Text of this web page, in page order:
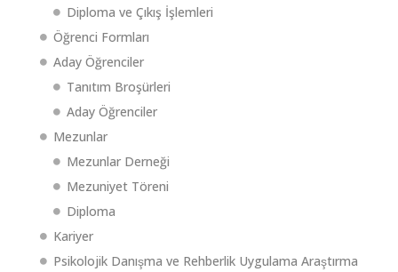
Diploma ve Çıkış İşlemleri
Öğrenci Formları
Aday Öğrenciler
Tanıtım Broşürleri
Aday Öğrenciler
Mezunlar
Mezunlar Derneği
Mezuniyet Töreni
Diploma
Kariyer
Psikolojik Danışma ve Rehberlik Uygulama Araştırma